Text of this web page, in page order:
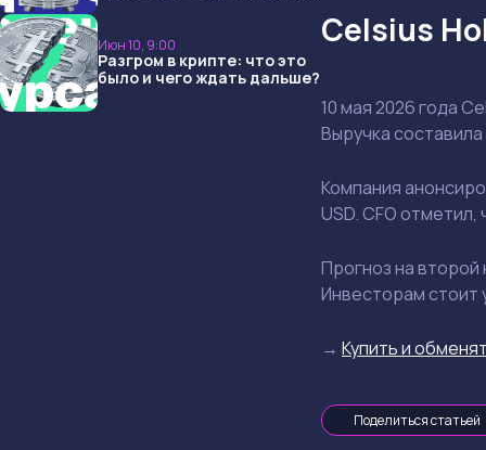
Июн 10, 9:00
Разгром в крипте: что это
было и чего ждать дальше?
Celsius
10 мая 2026 года
Выручка составила
Компания
USD. CFO
Прогноз на второй
Инвесторам стоит
→ Купить и
Поделиться статьей